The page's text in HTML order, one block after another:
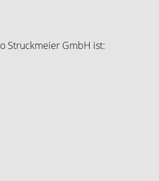
Struckmeier GmbH ist: